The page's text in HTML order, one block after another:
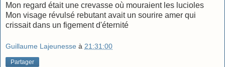
Mon regard était une crevasse où mouraient les lucioles
Mon visage révulsé rebutant avait un sourire amer qui
crissait dans un figement d'éternité
Guillaume Lajeunesse à 21:31:00
Partager